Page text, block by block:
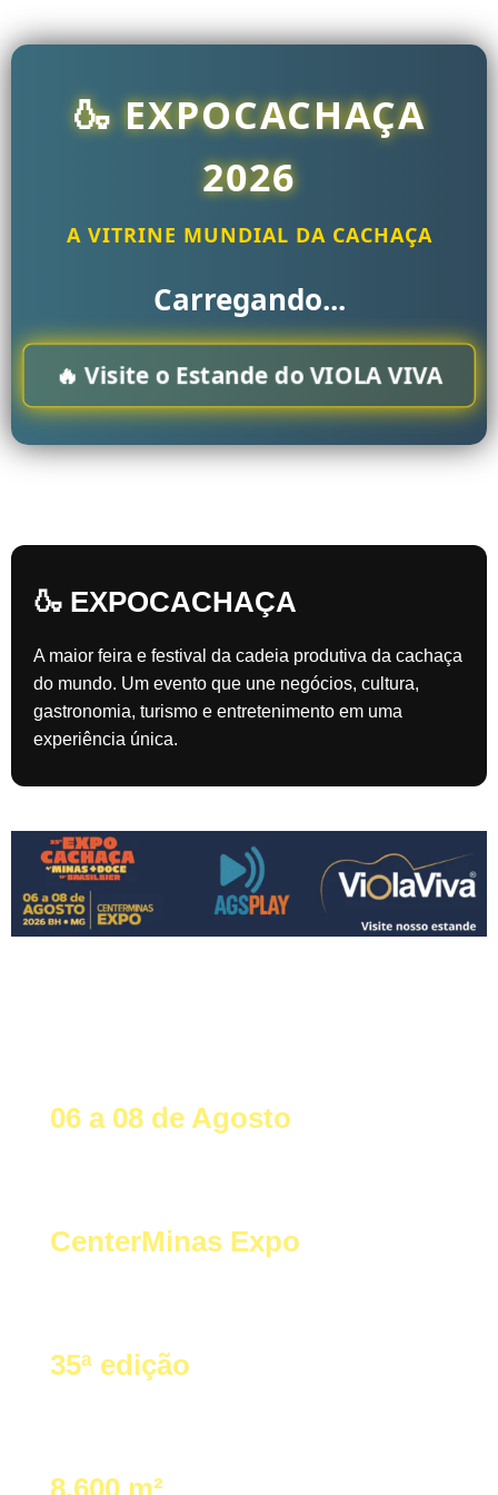
para
🍶 EXPOCACHAÇA
2026
A VITRINE MUNDIAL DA CACHAÇA
Carregando...
🔥 Visite o Estande do VIOLA VIVA
🍶 EXPOCACHAÇA
A maior feira e festival da cadeia produtiva da cachaça
do mundo. Um evento que une negócios, cultura,
gastronomia, turismo e entretenimento em uma
experiência única.
06 a 08 de Agosto
CenterMinas Expo
35ª edição
8.600 m²